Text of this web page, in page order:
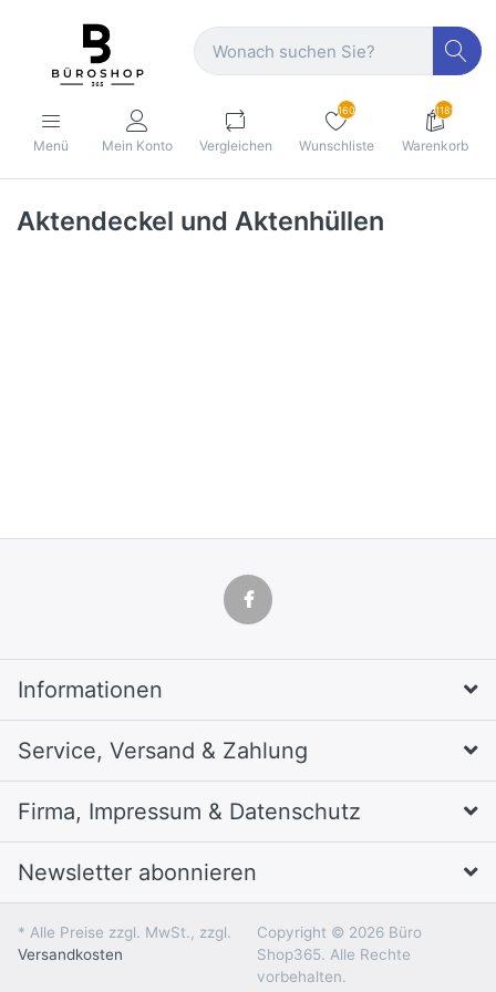
Menü Mein Konto Vergleichen
160
Wunschliste
1189
Warenkorb
Aktendeckel und Aktenhüllen
Informationen
Service, Versand & Zahlung
Firma, Impressum & Datenschutz
Newsletter abonnieren
* Alle Preise zzgl. MwSt., zzgl.
Versandkosten
Copyright © 2026 Büro
Shop365. Alle Rechte
vorbehalten.